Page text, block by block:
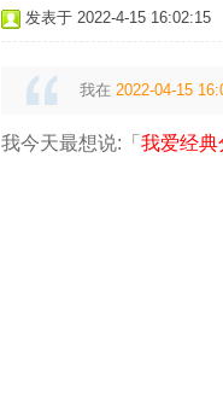
发表于 2022-4-15 16:02:15
我在 2022-04-15
我今天最想说:「 我爱经典